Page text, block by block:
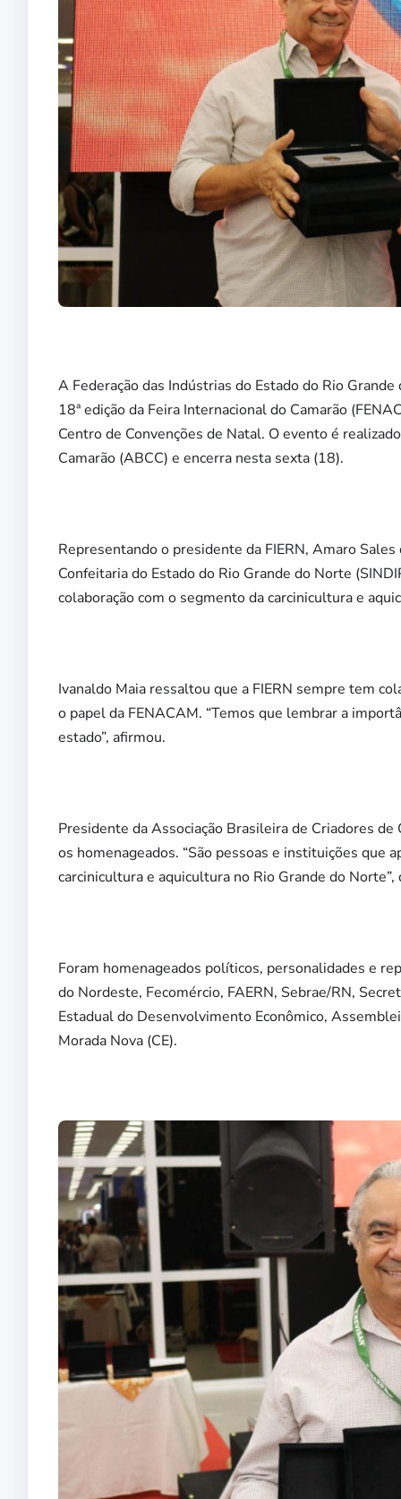
A Federação das Indústrias do Estado do Rio
18ª edição da Feira Internacional do Camarão
Centro de Convenções de Natal. O evento é
Camarão (ABCC) e encerra nesta sexta (18).
Representando o presidente da FIERN, Amaro
Confeitaria do Estado do Rio Grande do Norte
colaboração com o segmento da carcinicultura e
Ivanaldo Maia ressaltou que a FIERN sempre tem
o papel da FENACAM. “Temos que lembrar a
estado”, afirmou.
Presidente da Associação Brasileira de Criadores
os homenageados. “São pessoas e instituições que
carcinicultura e aquicultura no Rio Grande do Norte”,
Foram homenageados políticos, personalidades e
do Nordeste, Fecomércio, FAERN, Sebrae/RN,
Estadual do Desenvolvimento Econômico,
Morada Nova (CE).